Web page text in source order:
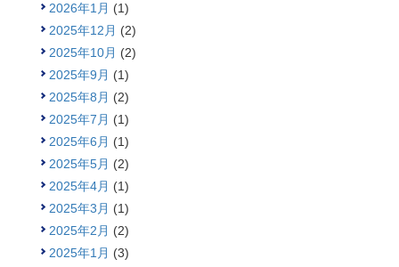
2026年1月 (1)
2025年12月 (2)
2025年10月 (2)
2025年9月 (1)
2025年8月 (2)
2025年7月 (1)
2025年6月 (1)
2025年5月 (2)
2025年4月 (1)
2025年3月 (1)
2025年2月 (2)
2025年1月 (3)